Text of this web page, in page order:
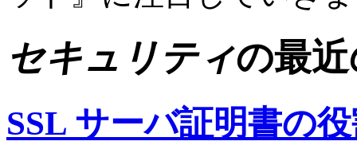
セキュリティの最
SSL サーバ証明書の